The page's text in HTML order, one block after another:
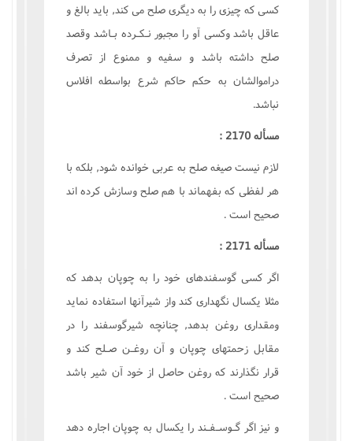
کسى که چيزى را به ديگرى صلح مى کند, بايد بالغ و
عاقل باشد وکسى آو را مجبور نـکـرده بـاشد وقصد
صلح داشته باشد و سفيه و ممنوع از تصرف
دراموالشان به حکم حاکم شرع بواسطه افلاس
نباشد.
مسأله 2170 :
لازم نيست صيغه صلح به عربى خوانده شود, بلکه با
هر لفظى که بفهماند با هم صلح وسازش کرده اند
صحيح است .
مسأله 2171 :
اگر کسى گوسفندهاى خود را به چوپان بدهد که
مثلا يکسال نگهدارى کند واز شيرآنها استفاده نمايد
ومقدارى روغن بدهد, چنانچه شيرگوسفند را در
مقابل زحمتهاى چوپان و آن روغـن صـلح کند و
قرار نگذارند که روغن حاصل از خود آن شير باشد
صحيح است .
و نيز اگر گـوسـفـند را يکسال به چوپان اجاره دهد